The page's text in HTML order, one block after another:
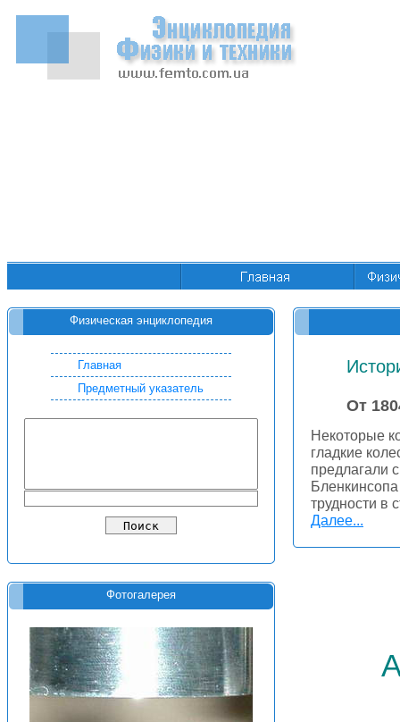
Физическая энциклопедия
Главная
Предметный указатель
Фотогалерея
От
Некоторые
гладкие
предлагали
трудности в
Далее...